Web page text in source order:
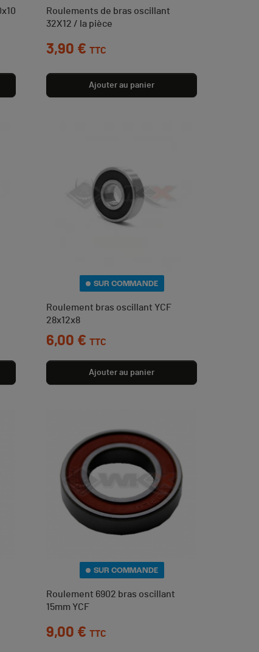
Roulements de bras oscillant
32X12 / la pièce
Prix
3,90 € TTC
Ajouter au panier
SUR COMMANDE
Roulement bras oscillant YCF
28x12x8
Prix
6,00 € TTC
Ajouter au panier
SUR COMMANDE
Roulement 6902 bras oscillant
15mm YCF
Prix
9,00 € TTC